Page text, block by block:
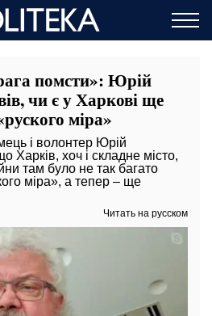
помсти»: Юрій
чи є у Харкові ще
міра»
і волонтер Юрій
Харків, хоч і складне місто,
там було не так багато
міра», а тепер – ще
Читать на русском